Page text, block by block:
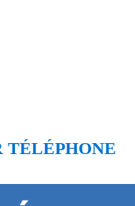
TÉLÉPHONE